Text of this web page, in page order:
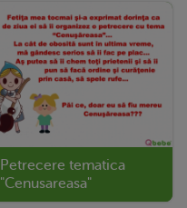
Petrecere tematica
"Cenusareasa"